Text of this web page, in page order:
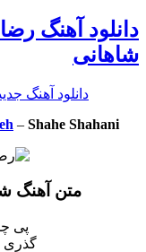
دانلود آهنگ
شاهانی
دانلود آهنگ
– Shahe Shahani
متن آهنگ
پی
گذری